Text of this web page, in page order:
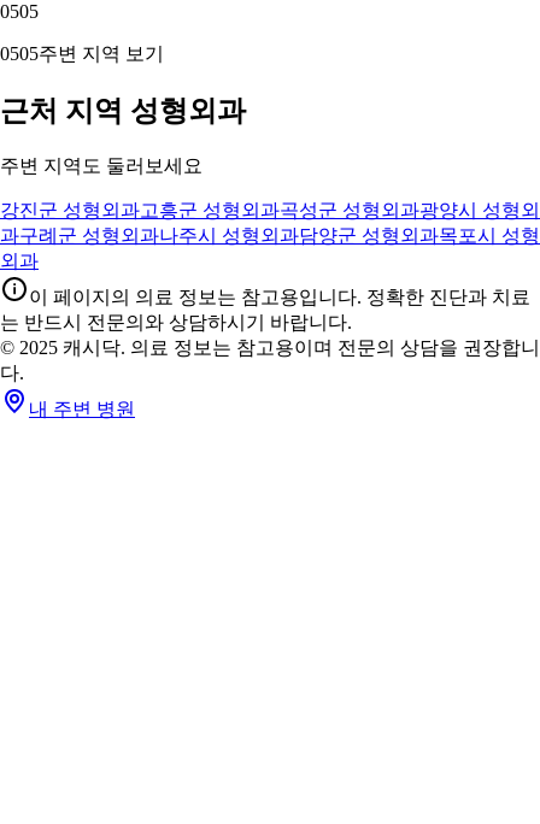
0505
0505주변 지역 보기
근처 지역 성형외과
주변 지역도 둘러보세요
강진군 성형외과고흥군 성형외과곡성군 성형외과광양시 성형외
과구례군 성형외과나주시 성형외과담양군 성형외과목포시 성형
외과
이 페이지의 의료 정보는 참고용입니다. 정확한 진단과 치료
는 반드시 전문의와 상담하시기 바랍니다.
© 2025 캐시닥. 의료 정보는 참고용이며 전문의 상담을 권장합니
다.
내 주변 병원